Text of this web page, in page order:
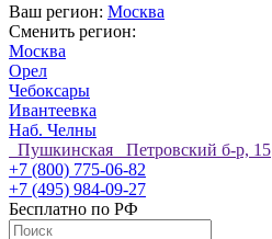
Ваш регион: Москва
Сменить регион:
Москва
Орел
Чебоксары
Ивантеевка
Наб. Челны
Пушкинская Петровский б-р, 15
+7 (800) 775-06-82
+7 (495) 984-09-27
Бесплатно по РФ